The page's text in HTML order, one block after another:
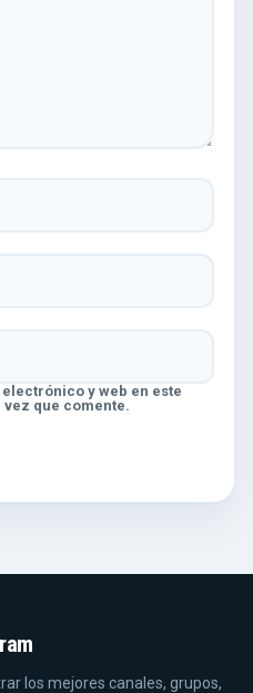
y web en este
que comente.
los mejores canales, grupos,